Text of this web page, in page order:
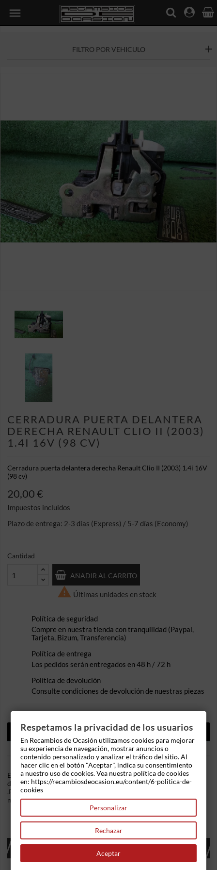

FILTRO POR VEHICULO
CERRADURA PUERTA DELANTERA
DERECHA RENAULT CLIO II (2003)
1.4I 16V (98 CV)
Cerradura puerta delantera derecha Renault Clio II (2003) 1.4i 16V
(98 cv)
20,00 €
Impuestos incluidos
Plazo de entrega: 2-3 días (Express) / 5-7 días (Economy)
Cantidad
AÑADIR AL CARRITO
 Últimas unidades en stock
Política de seguridad
Compre en nuestra tienda con tranquilidad (Paypal,
Tarjeta, Bizum, Transferencia)
Política de entrega
Los pedidos serán entregados en 48 h / 72 h
Política de devolución
Consulte condiciones de devolución de nuestras piezas
DESCRIPCIÓN
DETALLES DEL PRODUCTO
En Recambios de Ocasion disponemos de Cerradura puerta
delantera derecha Renault Clio II (2003) 1.4i 16V (98 cv)
.Referencia Interna: 02221340507722. Ademas, disponemos de
mas recambios, si tiene cualquier duda consultenos.
16 OTROS PRODUCTOS EN LA MISMA
CATEGORÍA:
Respetamos la privacidad de los usuarios
En Recambios de Ocasión utilizamos cookies para mejorar
su experiencia de navegación, mostrar anuncios o
contenido personalizado y analizar el tráfico del sitio. Al
hacer clic en el botón "Aceptar", indica su consentimiento
a nuestro uso de cookies. Vea nuestra política de cookies
en: https://recambiosdeocasion.eu/content/6-politica-de-
cookies
Personalizar
Rechazar
Aceptar